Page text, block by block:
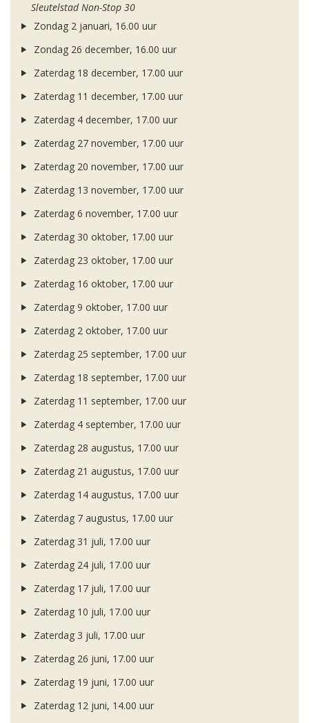
Sleutelstad Non-Stop 30
Zondag 2 januari, 16.00 uur
Zondag 26 december, 16.00 uur
Zaterdag 18 december, 17.00 uur
Zaterdag 11 december, 17.00 uur
Zaterdag 4 december, 17.00 uur
Zaterdag 27 november, 17.00 uur
Zaterdag 20 november, 17.00 uur
Zaterdag 13 november, 17.00 uur
Zaterdag 6 november, 17.00 uur
Zaterdag 30 oktober, 17.00 uur
Zaterdag 23 oktober, 17.00 uur
Zaterdag 16 oktober, 17.00 uur
Zaterdag 9 oktober, 17.00 uur
Zaterdag 2 oktober, 17.00 uur
Zaterdag 25 september, 17.00 uur
Zaterdag 18 september, 17.00 uur
Zaterdag 11 september, 17.00 uur
Zaterdag 4 september, 17.00 uur
Zaterdag 28 augustus, 17.00 uur
Zaterdag 21 augustus, 17.00 uur
Zaterdag 14 augustus, 17.00 uur
Zaterdag 7 augustus, 17.00 uur
Zaterdag 31 juli, 17.00 uur
Zaterdag 24 juli, 17.00 uur
Zaterdag 17 juli, 17.00 uur
Zaterdag 10 juli, 17.00 uur
Zaterdag 3 juli, 17.00 uur
Zaterdag 26 juni, 17.00 uur
Zaterdag 19 juni, 17.00 uur
Zaterdag 12 juni, 14.00 uur